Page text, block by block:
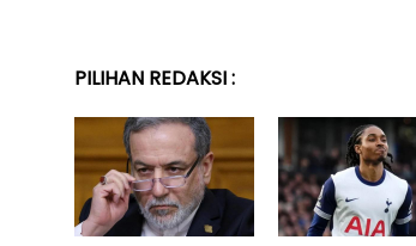
PILIHAN REDAKSI :